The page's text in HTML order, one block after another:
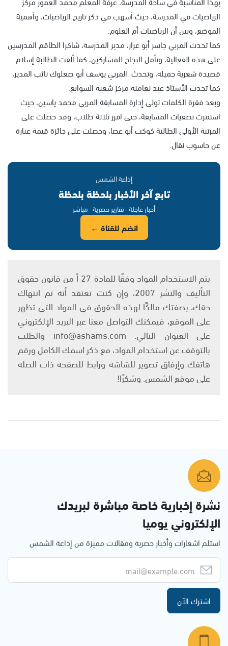
الرياضيات في المدرسة، حيث أسهب في ذكر تاريخ الرياضيات، وأهمية
الموضع، وبين أن الرياضيات أم العلوم.
كما تحدث المربي جاسر أبو عرار، مدير المدرسة، شاكرا الطاقم المدرسين
على هذه الفعالية، وتأمل النجاح للمشاركين، كما ألقت الطالبة إسلام
قصيدة شعرية جميله، وتحدث المربي يوسف أبو صعلوك نائب المدير،
كما تحدث الأستاذ عيد نعامنه مركز شعبة السوابع.
وبعد فقرة الكلمات تولى إدارة المسابقة المربي محمد ياسين، حيث
استمرت تصفيات المسابقة، حتى افرز ثلاثة طلاب، وقد حصلت على
المرتبة الأولى الطالبة كوكب أبو عصا، وحصلت على جائزة قيمة عبارة
عن حاسوب نقال.
إذاعة الشمس
تابع آخر الأخبار بلحظة بلحظة
أخبار عاجلة · تقارير حصرية · مباشر
انضم للقناة ←
يتم الاستخدام المواد وفقًا للمادة 27 أ من قانون حقوق
التأليف والنشر 2007، وإن كنت تعتقد أنه تم انتهاك
حقك، بصفتك مالكًا لهذه الحقوق في المواد التي تظهر
على الموقع، فيمكنك التواصل معنا عبر البريد الإلكتروني
على العنوان التالي: info@ashams.com والطلب
بالتوقف عن استخدام المواد، مع ذكر اسمك الكامل ورقم
هاتفك وإرفاق تصوير للشاشة ورابط للصفحة ذات الصلة
على موقع الشمس. وشكرًا!
نشرة إخبارية خاصة مباشرة لبريدك
الإلكتروني يوميا
استلم اشعارات وأخبار حصرية ومقالات مميزة من إذاعة الشمس
اشترك الآن